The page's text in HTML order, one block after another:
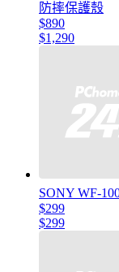
防摔保護殼
$890
$1,290
SONY WF-
$299
$299